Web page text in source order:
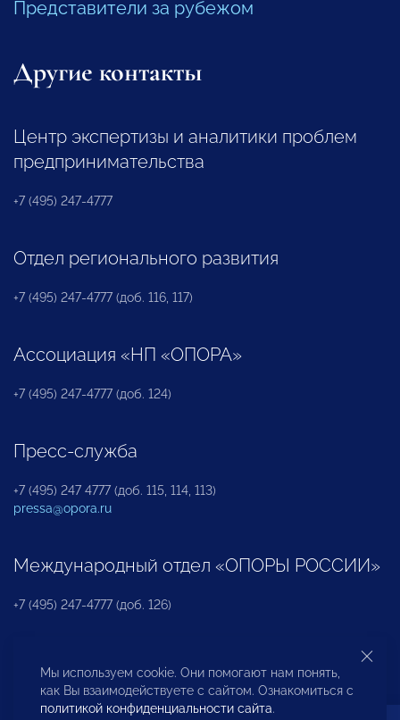
Представители за рубежом
Другие контакты
Центр экспертизы и аналитики проблем
предпринимательства
+7 (495) 247-4777
Отдел регионального развития
+7 (495) 247-4777 (доб. 116, 117)
Ассоциация «НП «ОПОРА»
+7 (495) 247-4777 (доб. 124)
Пресс-служба
+7 (495) 247 4777 (доб. 115, 114, 113)
pressa@opora.ru
Международный отдел «ОПОРЫ РОССИИ»
+7 (495) 247-4777 (доб. 126)
Бюро по защите прав предпринимателей и
инвесторов
Мы используем cookie. Они помогают нам понять,
как Вы взаимодействуете с сайтом. Ознакомиться с
политикой конфиденциальности сайта.